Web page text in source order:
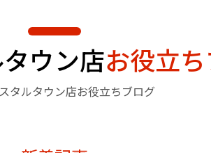
ウン店お役立
タルタウン店お役立ちブログ